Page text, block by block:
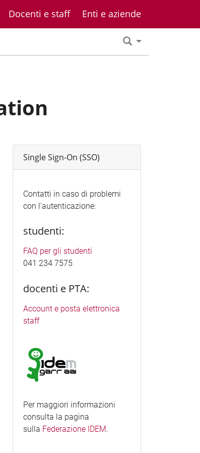
Docenti e staff Enti e aziende
Single Sign-On (SSO)
Contatti in caso di problemi
con l'autenticazione:
studenti:
FAQ per gli studenti
041 234 7575
docenti e PTA:
Account e posta elettronica
staff
Per maggiori informazioni
consulta la pagina
sulla Federazione IDEM.